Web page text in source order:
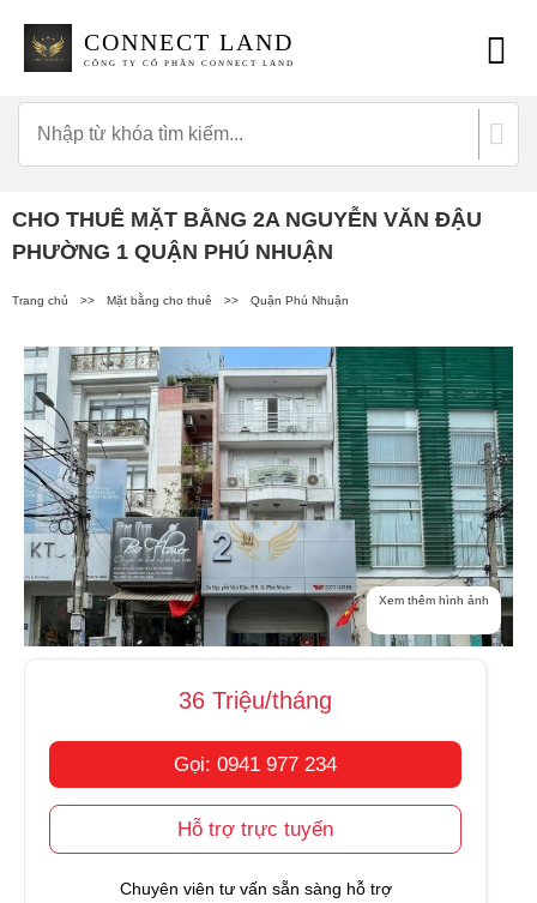
CONNECT LAND
CÔNG TY CỔ PHẦN CONNECT LAND
CHO THUÊ MẶT BẰNG 2A NGUYỄN VĂN ĐẬU
PHƯỜNG 1 QUẬN PHÚ NHUẬN
Trang chủ >> Mặt bằng cho thuê >> Quận Phú Nhuận
Xem thêm hình ảnh
36 Triệu/tháng
Gọi: 0941 977 234
Hỗ trợ trực tuyến
Chuyên viên tư vấn sẵn sàng hỗ trợ